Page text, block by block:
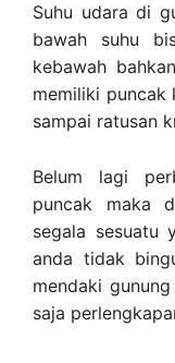
Suhu udara di
bawah suhu
kebawah
memiliki puncak
sampai ratusan
Belum lagi
puncak maka
segala sesuatu
anda tidak
mendaki
saja